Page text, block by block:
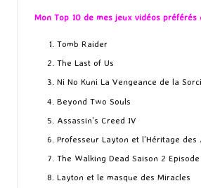
Mon Top 10 de mes jeux vidéos préférés
Tomb Raider
The Last of Us
Ni No Kuni La Vengeance de la
Beyond Two Souls
Assassin’s Creed IV
Professeur Layton et l’Héritage des
The Walking Dead Saison 2 Episode
Layton et le masque des Miracles